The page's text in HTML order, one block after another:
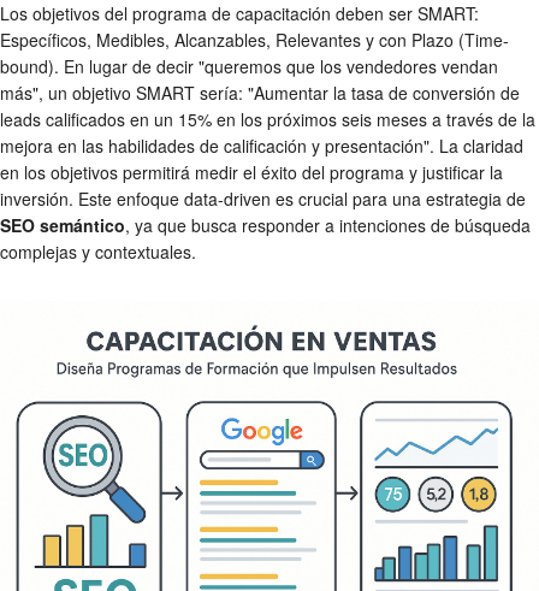
Los objetivos del programa de capacitación deben ser SMART:
Específicos, Medibles, Alcanzables, Relevantes y con Plazo (Time-
bound). En lugar de decir "queremos que los vendedores vendan
más", un objetivo SMART sería: "Aumentar la tasa de conversión de
leads calificados en un 15% en los próximos seis meses a través de la
mejora en las habilidades de calificación y presentación". La claridad
en los objetivos permitirá medir el éxito del programa y justificar la
inversión. Este enfoque data-driven es crucial para una estrategia de
SEO semántico, ya que busca responder a intenciones de búsqueda
complejas y contextuales.